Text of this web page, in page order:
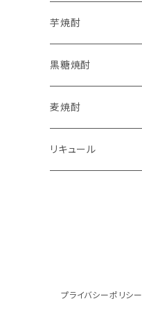
芋焼酎
西酒造
高良酒造
相良酒造
黒糖焼酎
朝日酒造
麦焼酎
リキュール
プライバシーポリシー